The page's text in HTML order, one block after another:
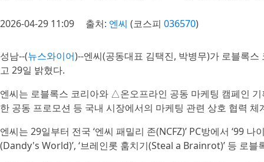
2026-04-29 11:09 출처: 엔씨 (코스피 036570)
성남--(뉴스와이어)--엔씨(공동대표 김택진, 박병무)가 로블록
고 29일 밝혔다.
엔씨는 로블록스 코리아와 △온오프라인 공동 마케팅 캠페인
한 공동 프로모션 등 국내 시장에서의 마케팅 관련 상호 협력
엔씨는 29일부터 전국 ‘엔씨 패밀리 존(NCFZ)’ PC방에서 ‘99
(Dandy's World)’, ‘브레인롯 훔치기(Steal a Brainrot)’ 등 로